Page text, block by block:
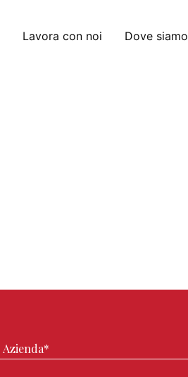
Lavora con noi Dove siamo